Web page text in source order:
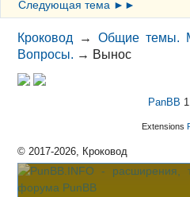
Следующая тема ►►
Кроковод →Общие темы.
Вопросы. → Вынос
PanBB
Extensions
© 2017-2026, Кроковод